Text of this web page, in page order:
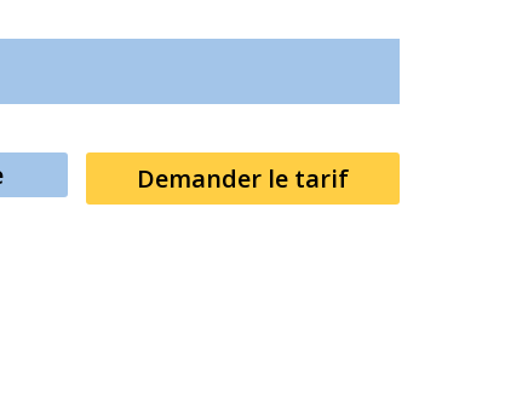
Demander le tarif